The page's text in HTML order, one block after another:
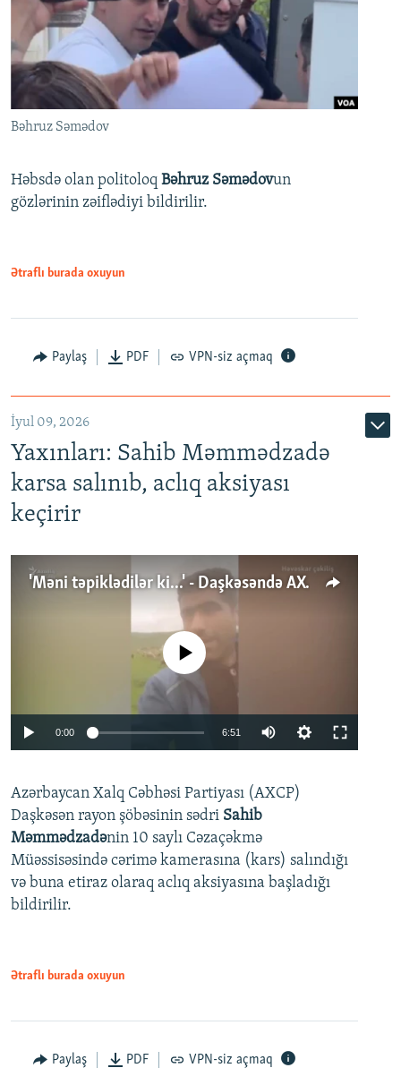
Bəhruz Səmədov
Həbsdə olan politoloq Bəhruz Səmədovun
gözlərinin zəiflədiyi bildirilir.
Ətraflı burada oxuyun
Paylaş PDF VPN-siz açmaq
İyul 09, 2026
Yaxınları: Sahib Məmmədzadə
karsa salınıb, aclıq aksiyası
keçirir
'Məni təpiklədilər ki...' - Daşkəsəndə AXCP fəalının yaxınları onun həbsinə etiraz edirlər
Auto 240p 360p
720p 1080p
No media source currently available
0:00 6:51
360p
720p
1080p
Azərbaycan Xalq Cəbhəsi Partiyası (AXCP)
Daşkəsən rayon şöbəsinin sədri Sahib
Məmmədzadənin 10 saylı Cəzaçəkmə
Müəssisəsində cərimə kamerasına (kars) salındığı
və buna etiraz olaraq aclıq aksiyasına başladığı
bildirilir.
Ətraflı burada oxuyun
Paylaş PDF VPN-siz açmaq